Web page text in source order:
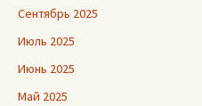
Сентябрь 2025
Июль 2025
Июнь 2025
Май 2025